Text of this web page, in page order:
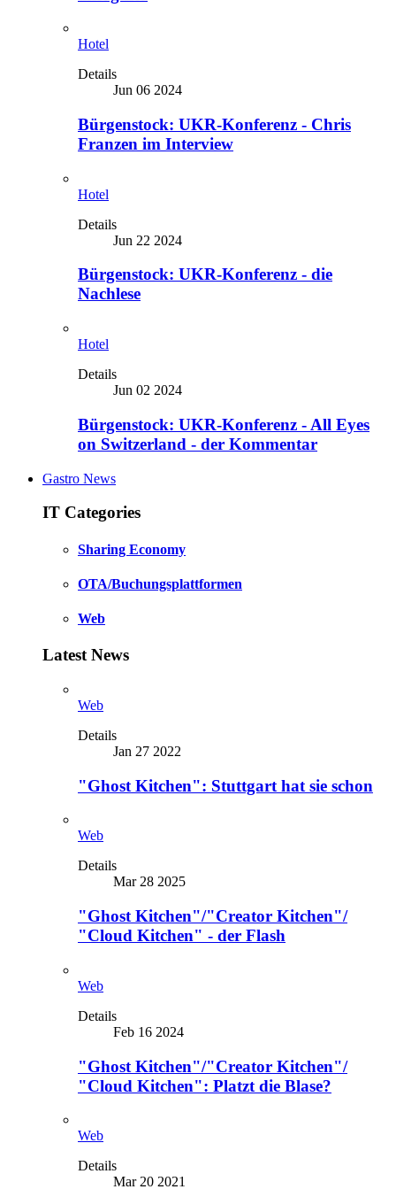
Hotel
Details
Jun 06 2024
Bürgenstock: UKR-Konferenz - Chris
Franzen im Interview
Hotel
Details
Jun 22 2024
Bürgenstock: UKR-Konferenz - die
Nachlese
Hotel
Details
Jun 02 2024
Bürgenstock: UKR-Konferenz - All Eyes
on Switzerland - der Kommentar
Gastro News
IT Categories
Sharing Economy
OTA/Buchungsplattformen
Web
Latest News
Web
Details
Jan 27 2022
"Ghost Kitchen": Stuttgart hat sie schon
Web
Details
Mar 28 2025
"Ghost Kitchen"/"Creator Kitchen"/
"Cloud Kitchen" - der Flash
Web
Details
Feb 16 2024
"Ghost Kitchen"/"Creator Kitchen"/
"Cloud Kitchen": Platzt die Blase?
Web
Details
Mar 20 2021